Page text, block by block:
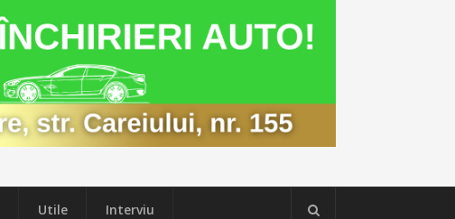
Utile Interviu